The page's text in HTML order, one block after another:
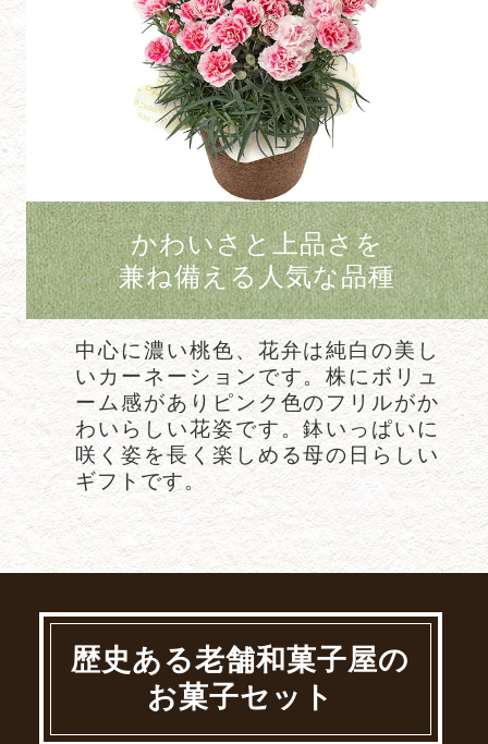
かわいさと上品さを
兼ね備える人気な品種
中心に濃い桃色、花弁は純白の美し
いカーネーションです。株にボリュ
ーム感がありピンク色のフリルがか
わいらしい花姿です。鉢いっぱいに
咲く姿を長く楽しめる母の日らしい
ギフトです。
歴史ある老舗和菓子屋の
お菓子セット